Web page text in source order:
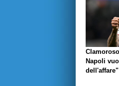
Napoli
dell'affare"